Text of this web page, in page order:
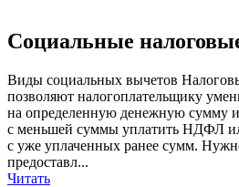
Социальные
Виды социальных вычетов
позволяют налогоплательщику
на определенную денежную сумму
с меньшей суммы уплатить НДФЛ
с уже уплаченных ранее сумм.
предоставл...
Читать